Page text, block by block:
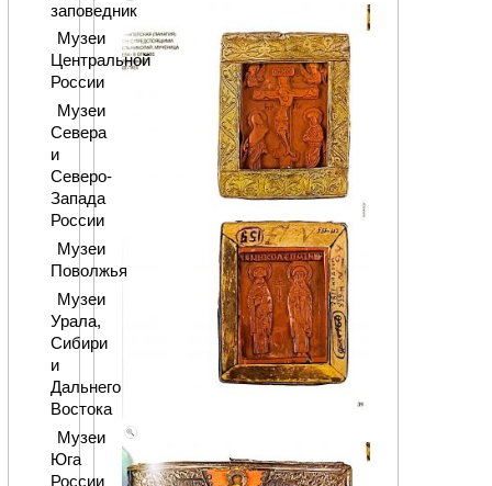
заповедник
Музеи
Центральной
России
Музеи
Севера
и
Северо-
Запада
России
Музеи
Поволжья
Музеи
Урала,
Сибири
и
Дальнего
Востока
Музеи
Юга
России